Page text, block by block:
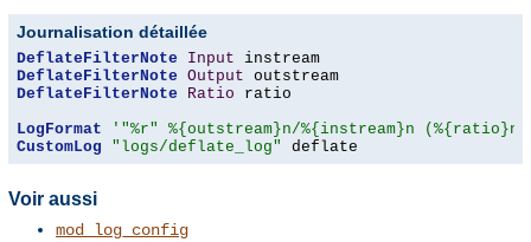
Journalisation détaillée
DeflateFilterNote Input
DeflateFilterNote Output
DeflateFilterNote
Ratio ratio
LogFormat
'"%r" %{outstream}n/%{instream}n
CustomLog
"logs/deflate_log" deflate
Voir aussi
mod_log_config